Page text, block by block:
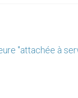
"attachée à